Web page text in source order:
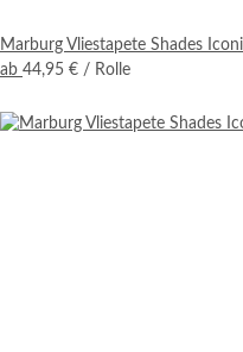
Marburg Vliestapete Shades
ab 44,95 € / Rolle